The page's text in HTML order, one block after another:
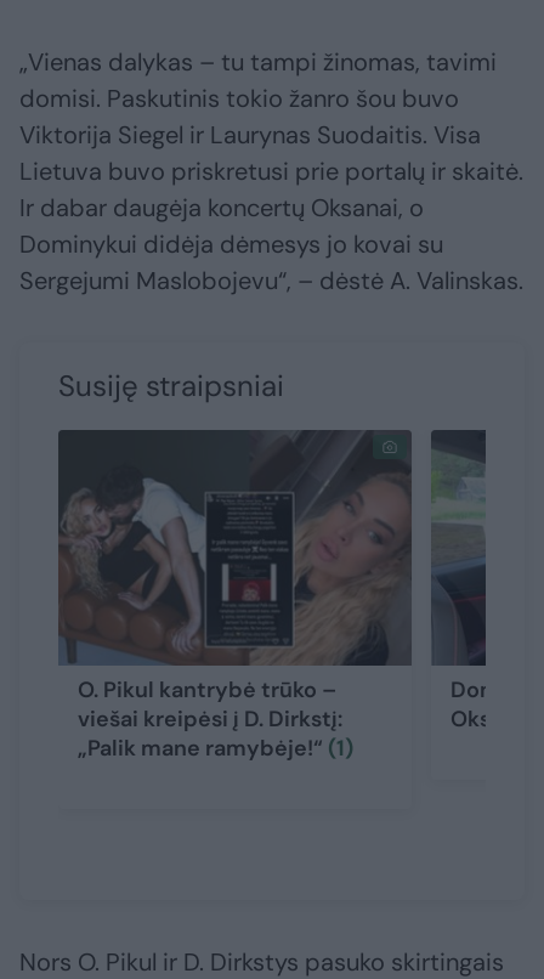
„Vienas dalykas – tu tampi žinomas, tavimi
domisi. Paskutinis tokio žanro šou buvo
Viktorija Siegel ir Laurynas Suodaitis. Visa
Lietuva buvo priskretusi prie portalų ir skaitė.
Ir dabar daugėja koncertų Oksanai, o
Dominykui didėja dėmesys jo kovai su
Sergejumi Maslobojevu“, – dėstė A. Valinskas.
Susiję straipsniai
O. Pikul kantrybė trūko –
viešai kreipėsi į D. Dirkstį:
„Palik mane ramybėje!“ (1)
Nors O. Pikul ir D. Dirkstys pasuko skirtingais